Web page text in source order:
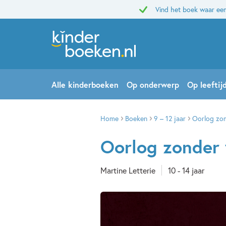
Vind het boek waar
Alle kinderboeken Op onderwerp Op
Home Boeken 9 – 12 jaar Oorlog
Oorlog zonder
Martine Letterie 10 - 14 jaar